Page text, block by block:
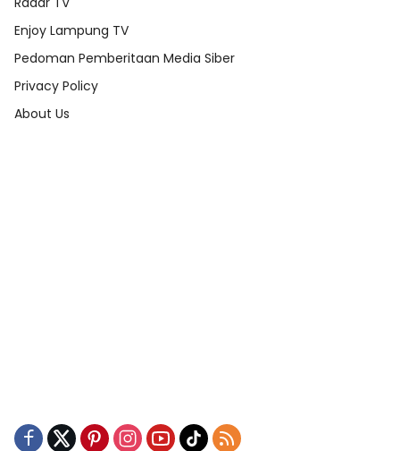
Enjoy Lampung TV
Pedoman Pemberitaan Media Siber
Privacy Policy
About Us